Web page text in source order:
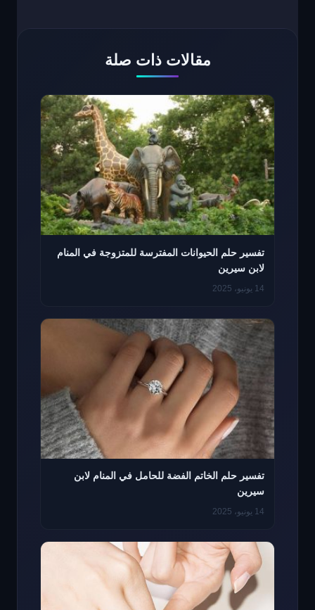
مقالات ذات صلة
تفسير حلم الحيوانات المفترسة للمتزوجة في المنام
لابن سيرين
14 يونيو، 2025
تفسير حلم الخاتم الفضة للحامل في المنام لابن
سيرين
14 يونيو، 2025